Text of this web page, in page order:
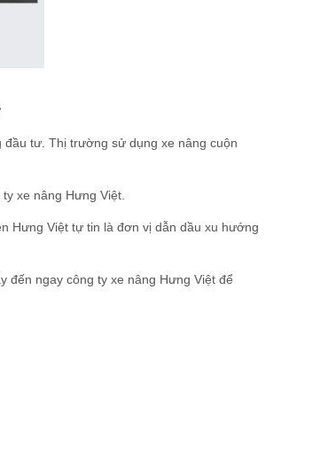
tư. Thị trường sử dụng xe nâng cuộn
xe nâng Hưng Việt.
Hưng Việt tự tin là đơn vị dẫn dầu xu hướng
đến ngay công ty xe nâng Hưng Việt để